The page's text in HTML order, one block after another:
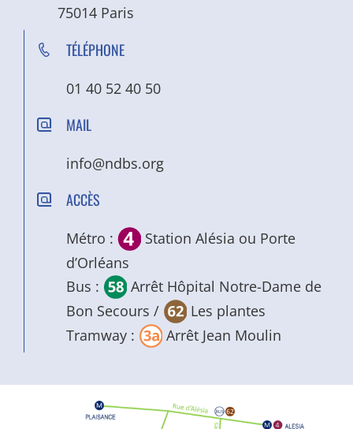
75014 Paris
TÉLÉPHONE
01 40 52 40 50
MAIL
info@ndbs.org
ACCÈS
Métro :
Station Alésia ou Porte
d’Orléans
Bus :
Arrêt Hôpital Notre-Dame de
Bon Secours /
Les plantes
Tramway :
Arrêt Jean Moulin